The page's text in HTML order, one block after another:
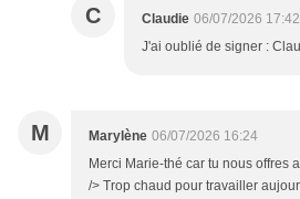
C Claudie 06/07/2026 17:42
J'ai oublié de signer :
M Marylène 06/07/2026 16:24
Merci Marie-thé car tu nous offres
/> Trop chaud pour travailler